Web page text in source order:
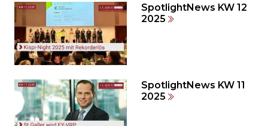
zum
Seitenende
springen?
SpotlightNews KW 12
2025
SpotlightNews KW 11
2025